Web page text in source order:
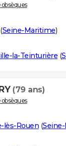
Seine-Maritime)
la-Teinturière (
(79 ans)
lès-Rouen (